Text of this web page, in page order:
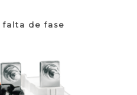
falta de fase